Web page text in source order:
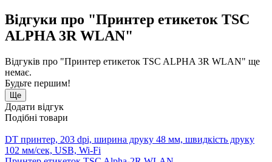
Відгуки про "Принтер етикеток TSC
ALPHA 3R WLAN"
Відгуків про "Принтер етикеток TSC ALPHA 3R WLAN" ще
немає.
Будьте першим!
Ще
Додати відгук
Подібні товари
DT принтер, 203 dpi, ширина друку 48 мм, швидкість друку
102 мм/сек, USB, Wi-Fi